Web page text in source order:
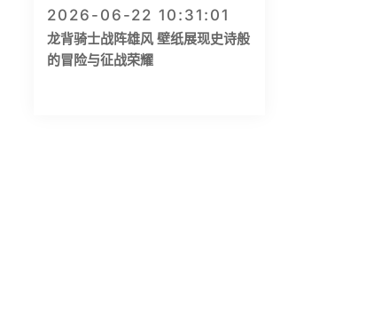
2026-06-22 10:31:01
龙背骑士战阵雄风 壁纸展现史诗般
的冒险与征战荣耀